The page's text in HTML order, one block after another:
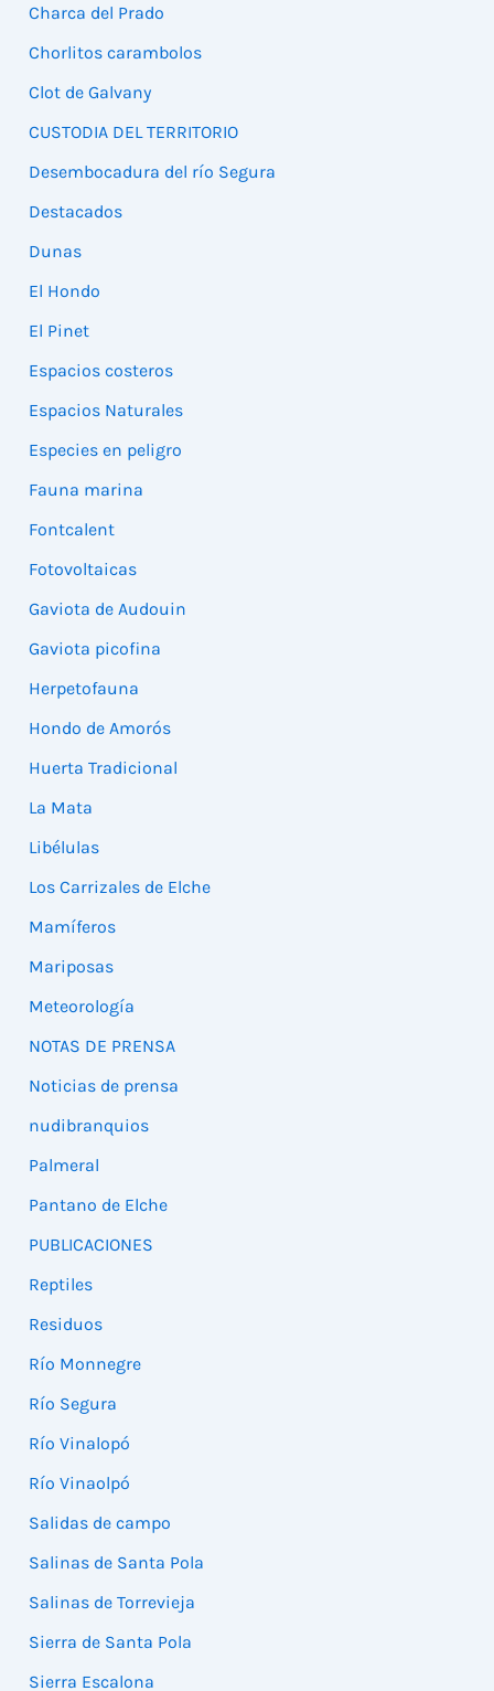
Charca del Prado
Chorlitos carambolos
Clot de Galvany
CUSTODIA DEL TERRITORIO
Desembocadura del río Segura
Destacados
Dunas
El Hondo
El Pinet
Espacios costeros
Espacios Naturales
Especies en peligro
Fauna marina
Fontcalent
Fotovoltaicas
Gaviota de Audouin
Gaviota picofina
Herpetofauna
Hondo de Amorós
Huerta Tradicional
La Mata
Libélulas
Los Carrizales de Elche
Mamíferos
Mariposas
Meteorología
NOTAS DE PRENSA
Noticias de prensa
nudibranquios
Palmeral
Pantano de Elche
PUBLICACIONES
Reptiles
Residuos
Río Monnegre
Río Segura
Río Vinalopó
Río Vinaolpó
Salidas de campo
Salinas de Santa Pola
Salinas de Torrevieja
Sierra de Santa Pola
Sierra Escalona